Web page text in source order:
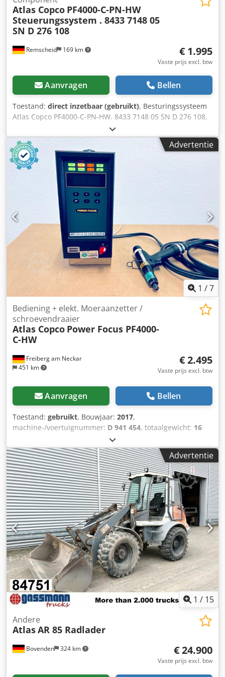
Remscheid 169 km
Atlas Copco PF4000-C-PN-HW
Steuerungssystem . 8433 7148 05
SN D 276 108
€ 1.995
Vaste prijs excl. btw
Aanvragen Bellen
Toestand: direct inzetbaar (gebruikt), Besturingssysteem
Atlas Copco PF4000-C-PN-HW. 8433 7148 05 SN D 276 108,
gebruikt, lichte gebruikssporen, 100% functioneel,
leveringsomvang conform foto's Dkedperv Nz Asfx Aclsr
Advertentie
1 /7
Freiberg am Neckar
451 km
Bediening + elekt. Moeraanzetter /
schroevendraaier
Atlas Copco Power Focus PF4000-
C-HW
€ 2.495
Vaste prijs excl. btw
Aanvragen Bellen
Toestand: gebruikt, Bouwjaar: 2017,
machine-/voertuignummer: D 941 454, totaalgewicht: 16
50 Hz, De Atlas Copco Power Focus
PF4000-C-HW is de ideale oplossing voor nauwkeurige en
efficiënte boutverbindingen in de industrie. Wij bieden
deze gebruikte besturingseenheid aan samen met de
bijpassende ETP ST32-10-I06 boutverbinding. Technische
specificaties: Besturingseenheid model: Power Focus
PF4000-C-HW, bouwjaar: 2017 Schroevendraaier model:
ETP ST32-10-I06, bouwjaar: 2022 Stroomvoorziening: 200-
240 V/ (50-60 Hz) Opgenomen vermogen (W): 320 W
Maximale bedrijfstemperatuur: +40,0° C Minimale
bedrijfstemperatuur: +5,0° C Frequentie: 50-60 Hz
Dodpjulaxzefx Acljkr Zie voor meer informatie de
typeplaatjes op de besturingseenheid en schroevendraaier
in de bijbehorende afbeeldingen.
Advertentie
1 / 15
Bovenden 324 km
Andere
AtlasAR 85 Radlader
€ 24.900
Vaste prijs excl. btw